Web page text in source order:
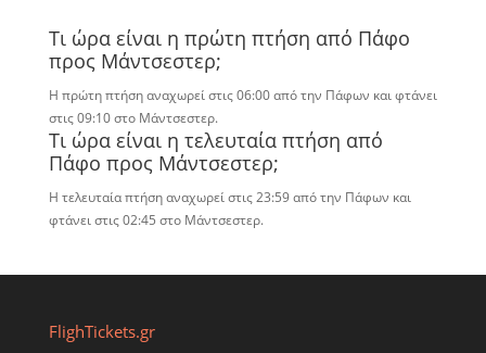
Τι ώρα είναι η πρώτη πτήση από Πάφο
προς Μάντσεστερ;
Η πρώτη πτήση αναχωρεί στις 06:00 από την Πάφων και φτάνει
στις 09:10 στο Μάντσεστερ.
Τι ώρα είναι η τελευταία πτήση από
Πάφο προς Μάντσεστερ;
Η τελευταία πτήση αναχωρεί στις 23:59 από την Πάφων και
φτάνει στις 02:45 στο Μάντσεστερ.
FlighTickets.gr